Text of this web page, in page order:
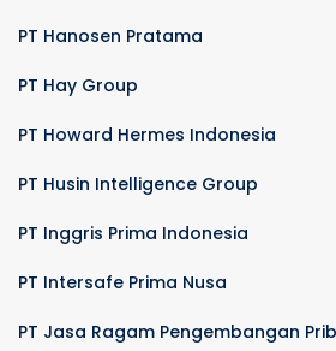
PT Hanosen Pratama
PT Hay Group
PT Howard Hermes Indonesia
PT Husin Intelligence Group
PT Inggris Prima Indonesia
PT Intersafe Prima Nusa
PT Jasa Ragam Pengembangan